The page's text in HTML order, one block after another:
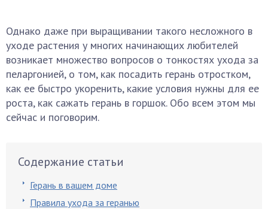
Однако даже при выращивании такого несложного в
уходе растения у многих начинающих любителей
возникает множество вопросов о тонкостях ухода за
пеларгонией, о том, как посадить герань отростком,
как ее быстро укоренить, какие условия нужны для ее
роста, как сажать герань в горшок. Обо всем этом мы
сейчас и поговорим.
Содержание статьи
Герань в вашем доме
Правила ухода за геранью